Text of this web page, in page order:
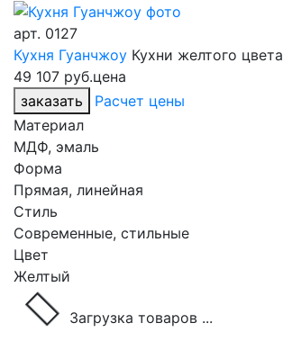
арт. 0127
Кухня Гуанчжоу Кухни желтого цвета
49 107 руб.цена
заказать
Расчет цены
Материал
МДФ, эмаль
Форма
Прямая, линейная
Стиль
Современные, стильные
Цвет
Желтый
Загрузка товаров ...